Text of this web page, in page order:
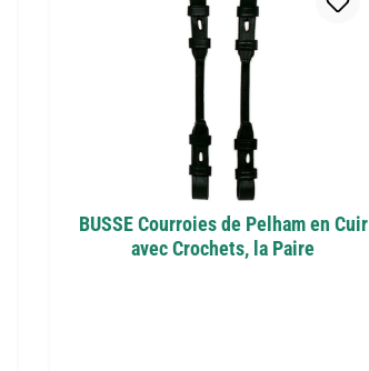
BUSSE Courroies de Pelham en Cuir
avec Crochets, la Paire